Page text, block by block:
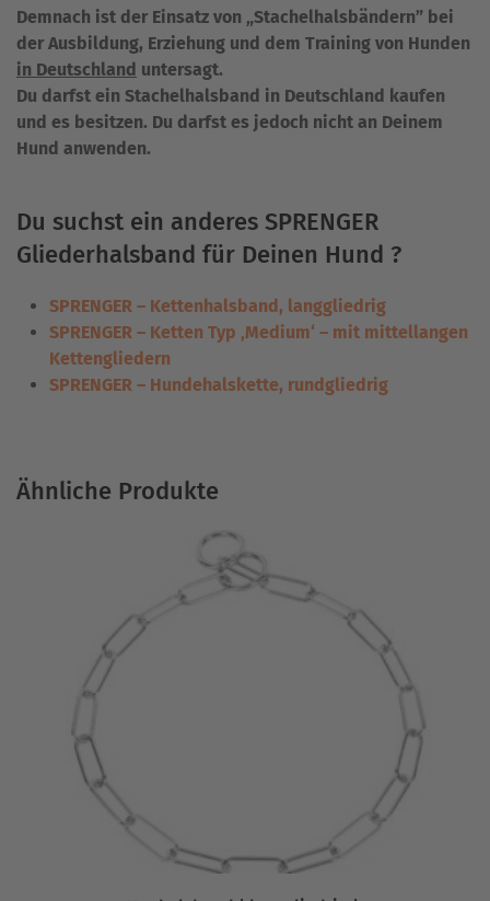
Demnach ist der Einsatz von „Stachelhalsbändern” bei
der Ausbildung, Erziehung und dem Training von Hunden
in Deutschland untersagt.
Du darfst ein Stachelhalsband in Deutschland kaufen
und es besitzen. Du darfst es jedoch nicht an Deinem
Hund anwenden.
Du suchst ein anderes SPRENGER
Gliederhalsband für Deinen Hund ?
SPRENGER – Kettenhalsband, langgliedrig
SPRENGER – Ketten Typ ‚Medium‘ – mit mittellangen
Kettengliedern
SPRENGER – Hundehalskette, rundgliedrig
Ähnliche Produkte